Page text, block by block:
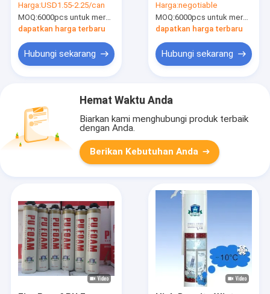
Api PU Busa untuk
Isolasi / Penyegelan
Harga:USD1.55-2.25/can
MOQ:6000pcs untuk merek Aristo, 15000pcs untuk merek OEM
dapatkan harga terbaru
Hubungi sekarang
Api untuk Pintu dan
Jendela
Harga:negotiable
MOQ:6000pcs untuk merek Aristo, 15000pcs untuk pelanggan merek
dapatkan harga terbaru
Hubungi sekarang
Hemat Waktu Anda
Biarkan kami menghubungi produk terbaik
dengan Anda.
Berikan Kebutuhan Anda